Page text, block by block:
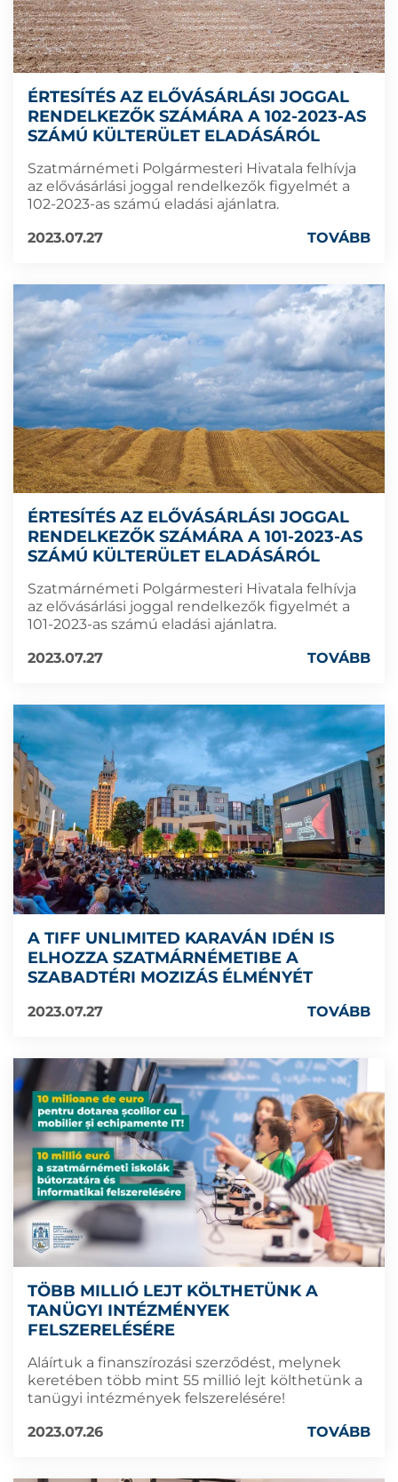
ÉRTESÍTÉS AZ ELŐVÁSÁRLÁSI JOGGAL
RENDELKEZŐK SZÁMÁRA A 102-2023-AS
SZÁMÚ KÜLTERÜLET ELADÁSÁRÓL
Szatmárnémeti Polgármesteri Hivatala felhívja
az elővásárlási joggal rendelkezők figyelmét a
102-2023-as számú eladási ajánlatra.
2023.07.27
TOVÁBB
ÉRTESÍTÉS AZ ELŐVÁSÁRLÁSI JOGGAL
RENDELKEZŐK SZÁMÁRA A 101-2023-AS
SZÁMÚ KÜLTERÜLET ELADÁSÁRÓL
Szatmárnémeti Polgármesteri Hivatala felhívja
az elővásárlási joggal rendelkezők figyelmét a
101-2023-as számú eladási ajánlatra.
2023.07.27
TOVÁBB
A TIFF UNLIMITED KARAVÁN IDÉN IS
ELHOZZA SZATMÁRNÉMETIBE A
SZABADTÉRI MOZIZÁS ÉLMÉNYÉT
2023.07.27 TOVÁBB
TÖBB MILLIÓ LEJT KÖLTHETÜNK A
TANÜGYI INTÉZMÉNYEK
FELSZERELÉSÉRE
Aláírtuk a finanszírozási szerződést, melynek
keretében több mint 55 millió lejt költhetünk a
tanügyi intézmények felszerelésére!
2023.07.26
TOVÁBB